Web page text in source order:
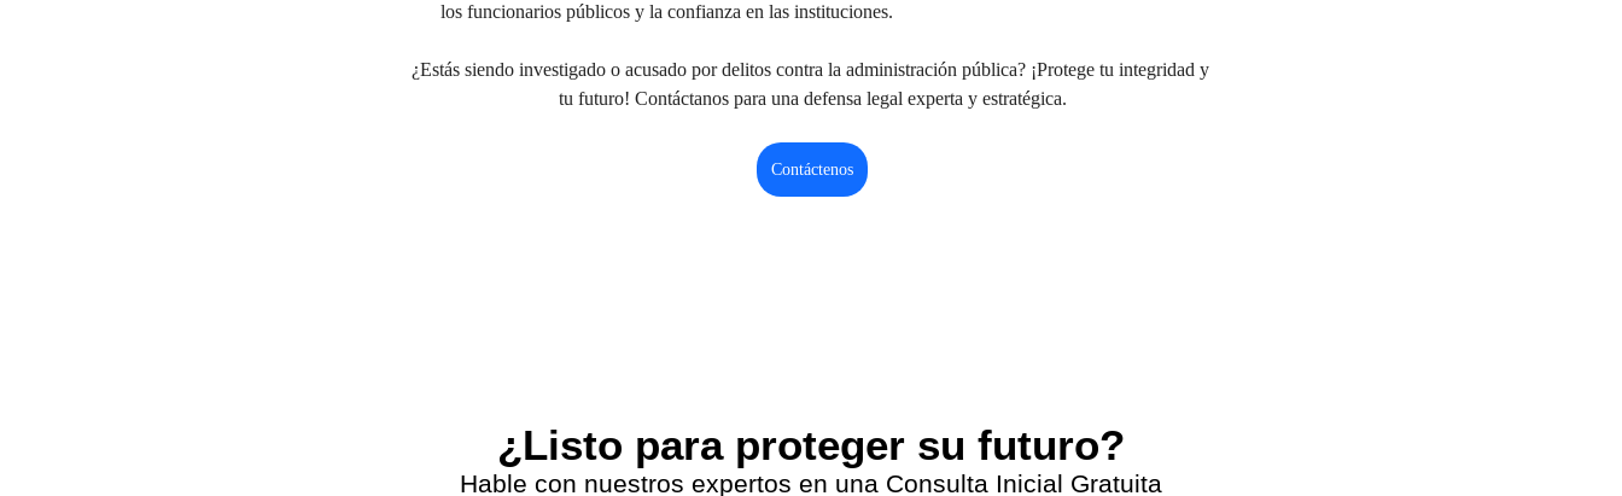
los funcionarios públicos y la confianza en las instituciones.
¿Estás siendo investigado o acusado por delitos contra la administración pública? ¡Protege tu integridad y
tu futuro! Contáctanos para una defensa legal experta y estratégica.
Contáctenos
¿Listo para proteger su futuro?
Hable con nuestros expertos en una Consulta Inicial Gratuita